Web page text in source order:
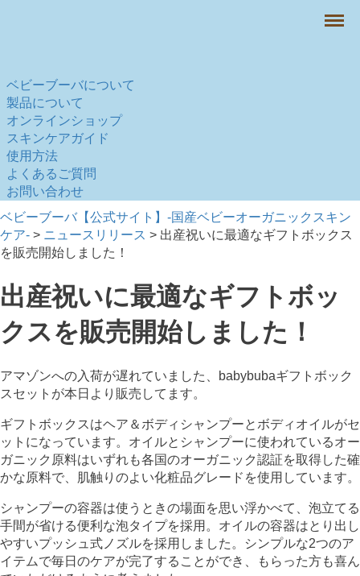
ベビーブーバについて
製品について
オンラインショップ
スキンケアガイド
使用方法
よくあるご質問
お問い合わせ
Menu
ベビーブーバ【公式サイト】-国産ベビーオーガニックスキン
ケア- > ニュースリリース > 出産祝いに最適なギフトボックス
を販売開始しました！
出産祝いに最適なギフトボッ
クスを販売開始しました！
アマゾンへの入荷が遅れていました、babybubaギフトボック
スセットが本日より販売してます。
ギフトボックスはヘア＆ボディシャンプーとボディオイルがセ
ットになっています。オイルとシャンプーに使われているオー
ガニック原料はいずれも各国のオーガニック認証を取得した確
かな原料で、肌触りのよい化粧品グレードを使用しています。
シャンプーの容器は使うときの場面を思い浮かべて、泡立てる
手間が省ける便利な泡タイプを採用。オイルの容器はとり出し
やすいプッシュ式ノズルを採用しました。シンプルな2つのア
イテムで毎日のケアが完了することができ、もらった方も喜ん